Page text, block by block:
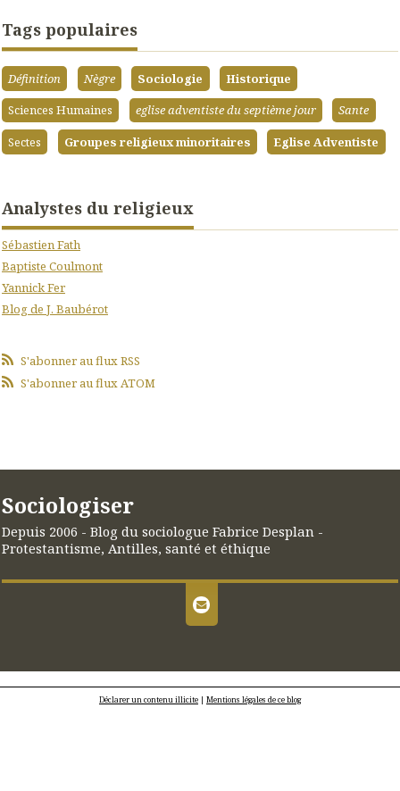
Tags populaires
Définition Nègre Sociologie
Historique
Sciences Humaines
eglise adventiste du septième jour
Sante
Sectes
Groupes religieux minoritaires Eglise Adventiste
Analystes du religieux
Sébastien Fath
Baptiste Coulmont
Yannick Fer
Blog de J. Baubérot
S'abonner au flux RSS
S'abonner au flux ATOM
Sociologiser
Depuis 2006 - Blog du sociologue Fabrice Desplan -
Protestantisme, Antilles, santé et éthique
Déclarer un contenu illicite | Mentions légales de ce blog